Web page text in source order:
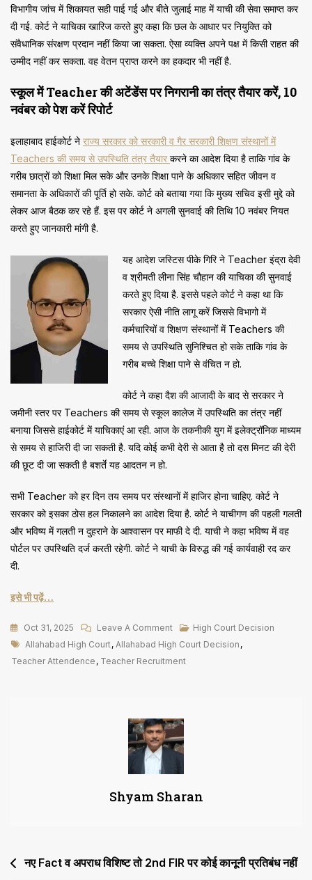
विभागीय जांच में शिकायत सही पाई गई और बीते जुलाई माह में याची की सेवा समाप्त कर
दी गई. कोर्ट ने याचिका खारिज करते हुए कहा कि छल के आधार पर नियुक्ति को
संवैधानिक संरक्षण प्रदान नहीं किया जा सकता. ऐसा व्यक्ति अपने पक्ष में किसी राहत की
उम्मीद नहीं कर सकता. वह वेतन प्राप्त करने का हकदार भी नहीं है.
स्कूल में Teacher की अटेंडेंस पर निगरानी का तंत्र तैयार करें, 10
नवंबर को पेश करें रिपोर्ट
इलाहाबाद हाईकोर्ट ने राज्य सरकार को सरकारी व गैर सरकारी शिक्षण संस्थानों में
Teachers की समय से उपस्थिति तंत्र तैयार करने का आदेश दिया है ताकि गांव के
गरीब छात्रों को शिक्षा मिल सके और उनके शिक्षा पाने के अधिकार सहित जीवन व
समानता के अधिकारों की पूर्ति हो सके. कोर्ट को बताया गया कि मुख्य सचिव इसी मुद्दे को
लेकर आज बैठक कर रहे हैं. इस पर कोर्ट ने अगली सुनवाई की तिथि 10 नवंबर नियत
करते हुए जानकारी मांगी है.
यह आदेश जस्टिस पीके गिरि ने Teacher इंद्रा देवी
व श्रीमती लीना सिंह चौहान की याचिका की सुनवाई
करते हुए दिया है. इससे पहले कोर्ट ने कहा था कि
सरकार ऐसी नीति लागू करें जिससे विभागो में
कर्मचारियों व शिक्षण संस्थानों में Teachers की
समय से उपस्थिति सुनिश्चित हो सके ताकि गांव के
गरीब बच्चे शिक्षा पाने से वंचित न हो.
कोर्ट ने कहा दैश की आजादी के बाद से सरकार ने
जमीनी स्तर पर Teachers की समय से स्कूल कालेज में उपस्थिति का तंत्र नहीं
बनाया जिससे हाईकोर्ट में याचिकाएं आ रही. आज के तकनीकी युग में इलेक्ट्रॉनिक माध्यम
से समय से हाजिरी दी जा सकती है. यदि कोई कभी देरी से आता है तो दस मिनट की देरी
की छूट दी जा सकती है बशर्ते यह आदतन न हो.
सभी Teacher को हर दिन तय समय पर संस्थानों में हाजिर होना चाहिए. कोर्ट ने
सरकार को इसका ठोस हल निकालने का आदेश दिया है. कोर्ट ने याचीगण की पहली गलती
और भविष्य में गलती न दुहराने के आश्वासन पर माफी दे दी. याची ने कहा भविष्य में वह
पोर्टल पर उपस्थिति दर्ज करती रहेगी. कोर्ट ने याची के विरुद्ध की गई कार्यवाही रद कर
दी.
इसे भी पढ़ें…
Oct 31, 2025 Leave A CommentOn
छल
से
नौकरी
जारी
की
अनुमति
को
High Court Decision
Tags
Allahabad High Court, Allahabad High Court Decision ,
Teacher Attendence , Teacher Recruitment
Shyam Sharan
Post
नए Fact व अपराध विशिष्ट तो 2nd FIR पर कोई कानूनी प्रतिबंध नहीं